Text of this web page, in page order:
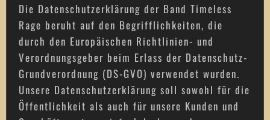
Die Datenschutzerklärung der Band Timeless
Rage beruht auf den Begrifflichkeiten, die
durch den Europäischen Richtlinien- und
Verordnungsgeber beim Erlass der Datenschutz-
Grundverordnung (DS-GVO) verwendet wurden.
Unsere Datenschutzerklärung soll sowohl für die
Öffentlichkeit als auch für unsere Kunden und